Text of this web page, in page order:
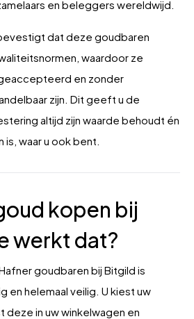
en beleggers wereldwijd.
dat deze goudbaren
waardoor ze
en zonder
zijn. Dit geeft u de
altijd zijn waarde behoudt én
waar u ook bent.
kopen bij
werkt dat?
goudbaren bij Bitgild is
en helemaal veilig. U kiest uw
deze in uw winkelwagen en